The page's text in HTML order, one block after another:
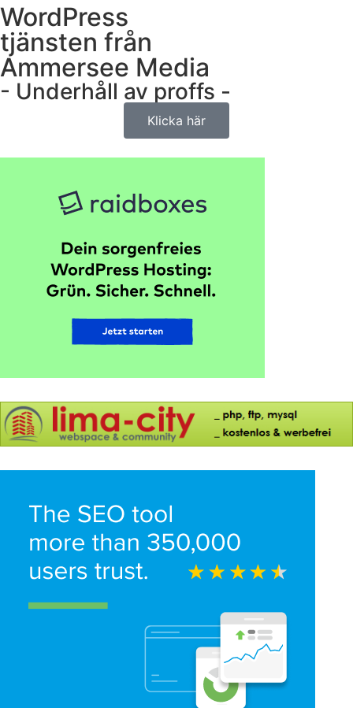
WordPress
tjänsten från
Ammersee Media​
- Underhåll av proffs - ​
Klicka här